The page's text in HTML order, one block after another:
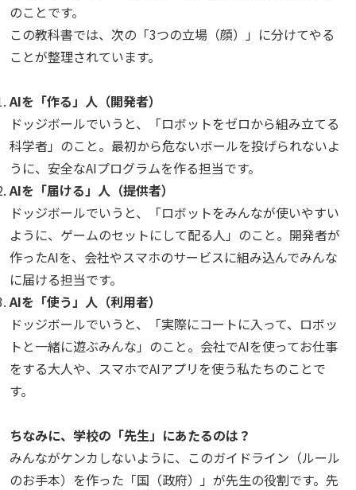
のことです。
この教科書では、次の「3つの立場（顔）」に分けてやる
ことが整理されています。
AIを「作る」人（開発者）
ドッジボールでいうと、「ロボットをゼロから組み立てる
科学者」のこと。最初から危ないボールを投げられないよ
うに、安全なAIプログラムを作る担当です。
AIを「届ける」人（提供者）
ドッジボールでいうと、「ロボットをみんなが使いやすい
ように、ゲームのセットにして配る人」のこと。開発者が
作ったAIを、会社やスマホのサービスに組み込んでみんな
に届ける担当です。
AIを「使う」人（利用者）
ドッジボールでいうと、「実際にコートに入って、ロボッ
トと一緒に遊ぶみんな」のこと。会社でAIを使ってお仕事
をする大人や、スマホでAIアプリを使う私たちのことで
す。
ちなみに、学校の「先生」にあたるのは？
みんながケンカしないように、このガイドライン（ルール
のお手本）を作った「国（政府）」が先生の役割です。先